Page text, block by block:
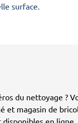
surface.
du nettoyage ?
et magasin de
en ligne.